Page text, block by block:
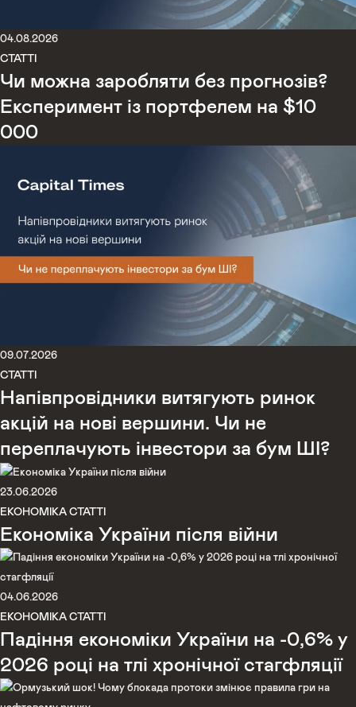
04.08.2026
СТАТТІ
Чи можна заробляти без прогнозів?
Експеримент із портфелем на $10
000
09.07.2026
СТАТТІ
Напівпровідники витягують ринок
акцій на нові вершини. Чи не
переплачують інвестори за бум ШІ?
23.06.2026
ЕКОНОМІКА СТАТТІ
Економіка України після війни
04.06.2026
ЕКОНОМІКА СТАТТІ
Падіння економіки України на -0,6% у
2026 році на тлі хронічної стагфляції